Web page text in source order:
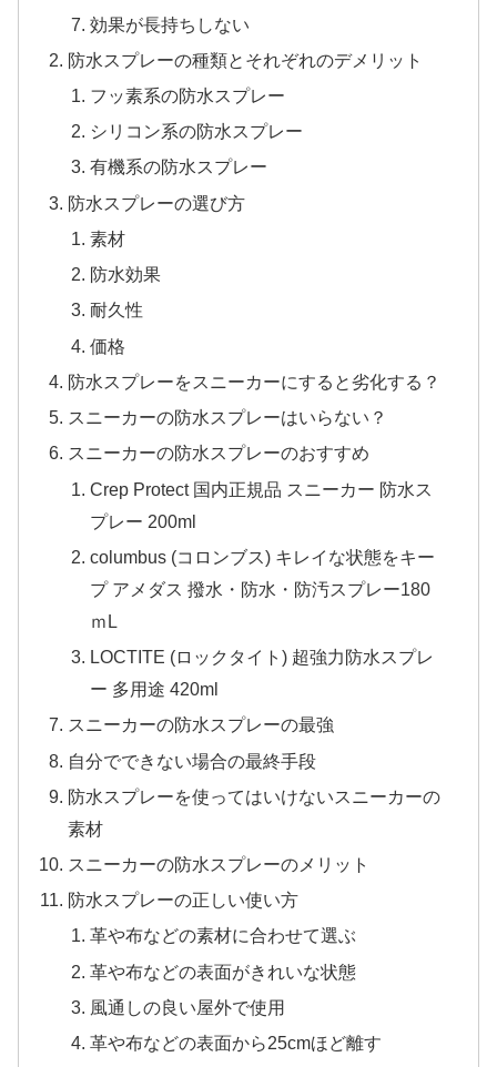
効果が長持ちしない
防水スプレーの種類とそれぞれのデメリット
フッ素系の防水スプレー
シリコン系の防水スプレー
有機系の防水スプレー
防水スプレーの選び方
素材
防水効果
耐久性
価格
防水スプレーをスニーカーにすると劣化する？
スニーカーの防水スプレーはいらない？
スニーカーの防水スプレーのおすすめ
Crep Protect 国内正規品 スニーカー 防水ス
プレー 200ml
columbus (コロンブス) キレイな状態をキー
プ アメダス 撥水・防水・防汚スプレー180
ｍL
LOCTITE (ロックタイト) 超強力防水スプレ
ー 多用途 420ml
スニーカーの防水スプレーの最強
自分でできない場合の最終手段
防水スプレーを使ってはいけないスニーカーの
素材
スニーカーの防水スプレーのメリット
防水スプレーの正しい使い方
革や布などの素材に合わせて選ぶ
革や布などの表面がきれいな状態
風通しの良い屋外で使用
革や布などの表面から25cmほど離す